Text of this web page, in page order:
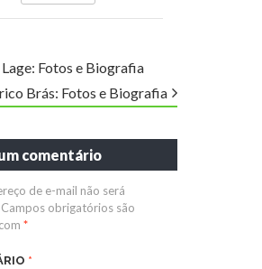
Fotos e Biografia
Brás: Fotos e Biografia
comentário
de e-mail não será
Campos obrigatórios são
*
*